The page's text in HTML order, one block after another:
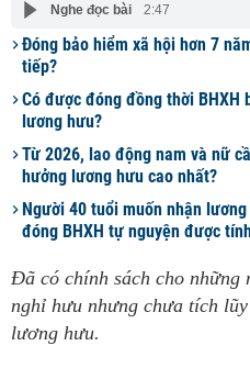
Nghe đọc bài 2:47
Đóng bảo hiểm xã hội hơn 7
tiếp?
Có được đóng đồng thời BHXH
lương hưu?
Từ 2026, lao động nam và nữ
hưởng lương hưu cao nhất?
Người 40 tuổi muốn nhận
đóng BHXH tự nguyện được
Đã có chính sách cho những
nghỉ hưu nhưng chưa tích
lương hưu.